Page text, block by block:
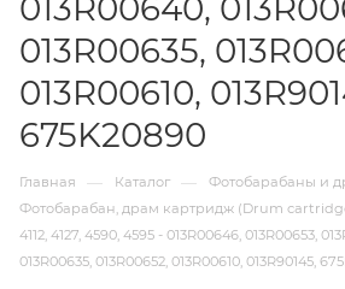
013R00640,
013R00635,
013R00610,
675K20890
Главная — Каталог — Фотобарабаны и
Фотобарабан, драм картридж (Drum
4112, 4127, 4590, 4595 - 013R00646, 013R00653,
013R00635, 013R00652, 013R00610, 013R90145,